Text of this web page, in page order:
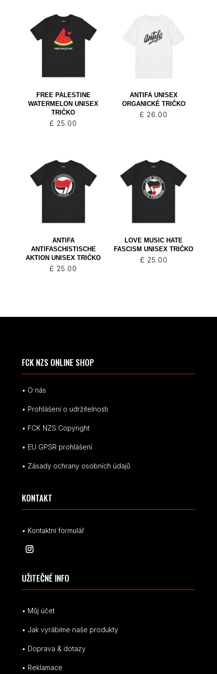
FREE PALESTINE
WATERMELON UNISEX
TRIČKO
£ 25.00
ANTIFA UNISEX
ORGANICKÉ TRIČKO
£ 26.00
ANTIFA
ANTIFASCHISTISCHE
AKTION UNISEX TRIČKO
£ 25.00
LOVE MUSIC HATE
FASCISM UNISEX TRIČKO
£ 25.00
FCK NZS ONLINE SHOP
• O nás
• Prohlášení o udržitelnosti
• FCK NZS Copyright
• EU GPSR prohlášení
• Zásady ochrany osobních údajů
KONTAKT
• Kontaktní formulář
UŽITEČNÉ INFO
• Můj účet
• Jak vyrábíme naše produkty
• Doprava & dotazy
• Reklamace